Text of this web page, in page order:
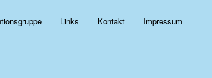
Links Kontakt Impressum